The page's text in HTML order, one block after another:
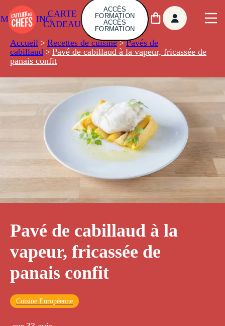
CARTE
CADEAU
ACCÈS
FORMATION
ACCÈS
FORMATION
Accueil > Recettes de cuisine > Pavés de
cabillaud > Pavé de cabillaud à la vapeur, fricassée de
panais confit
Pavé de cabillaud à la
vapeur, fricassée de
panais confit
Cuisine Européenne